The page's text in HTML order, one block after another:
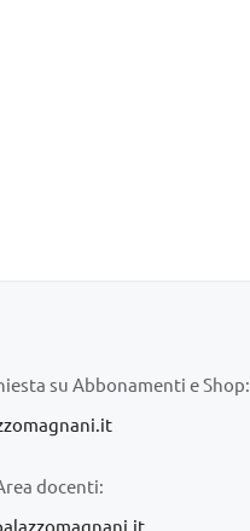
su Abbonamenti e Shop:
docenti: